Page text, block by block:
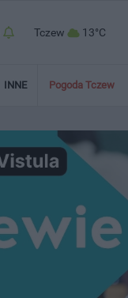
Tczew 13°C
INNE Pogoda Tczew